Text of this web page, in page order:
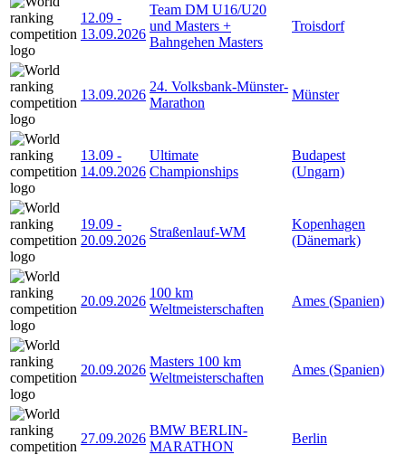
12.09 -
13.09.2026
Team DM U16/U20
und Masters +
Bahngehen Masters
Troisdorf
13.09.2026
24. Volksbank-Münster-
Marathon
Münster
13.09 -
14.09.2026
Ultimate
Championships
Budapest
(Ungarn)
19.09 -
20.09.2026
Straßenlauf-WM
Kopenhagen
(Dänemark)
20.09.2026
100 km
Weltmeisterschaften
Ames (Spanien)
20.09.2026
Masters 100 km
Weltmeisterschaften
Ames (Spanien)
27.09.2026
BMW BERLIN-
MARATHON
Berlin